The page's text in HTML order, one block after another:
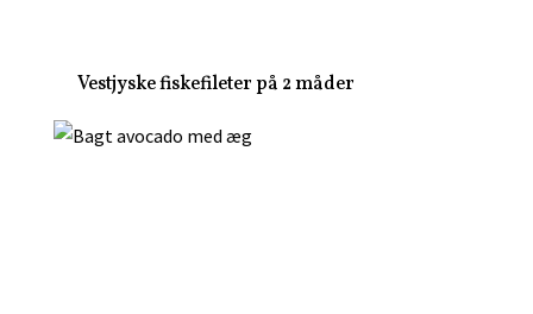
Vestjyske fiskefileter på 2 måder